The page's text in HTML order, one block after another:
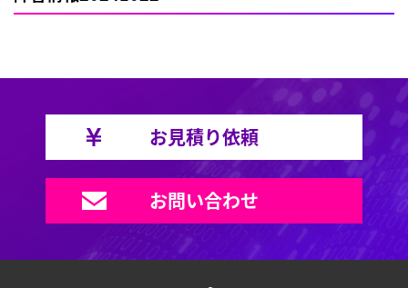
お見積り依頼
お問い合わせ